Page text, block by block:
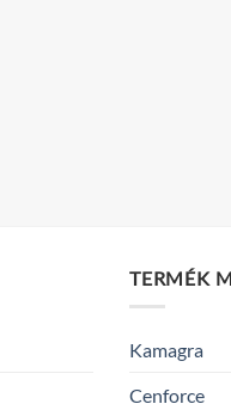
TERMÉK
Kamagra
Cenforce